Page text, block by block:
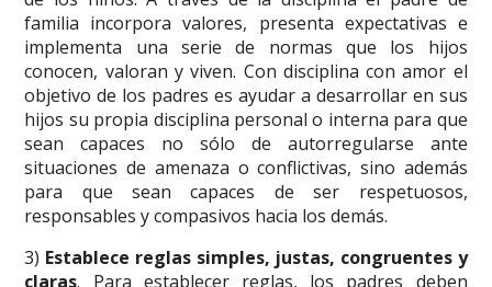
familia incorpora valores, presenta expectativas e
implementa una serie de normas que los hijos
conocen, valoran y viven. Con disciplina con amor el
objetivo de los padres es ayudar a desarrollar en sus
hijos su propia disciplina personal o interna para que
sean capaces no sólo de autorregularse ante
situaciones de amenaza o conflictivas, sino además
para que sean capaces de ser respetuosos,
responsables y compasivos hacia los demás.
3) Establece reglas simples, justas, congruentes y
claras. Para establecer reglas, los padres deben